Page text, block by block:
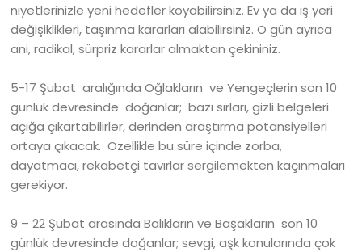
niyetlerinizle yeni hedefler koyabilirsiniz. Ev ya da iş yeri
değişiklikleri, taşınma kararları alabilirsiniz. O gün ayrıca
ani, radikal, sürpriz kararlar almaktan çekininiz.
5-17 Şubat aralığında Oğlakların ve Yengeçlerin son 10
günlük devresinde doğanlar; bazı sırları, gizli belgeleri
açığa çıkartabilirler, derinden araştırma potansiyelleri
ortaya çıkacak. Özellikle bu süre içinde zorba,
dayatmacı, rekabetçi tavırlar sergilemekten kaçınmaları
gerekiyor.
9 – 22 Şubat arasında Balıkların ve Başakların son 10
günlük devresinde doğanlar; sevgi, aşk konularında çok